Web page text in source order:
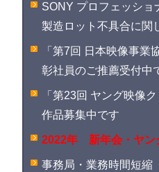
SONY プロフェッショ
製造ロット不具合に関
「第7回 日本映像事業
彰社員のご推薦受付中
「第23回 ヤング映像
作品募集中です
2022年 新年会・ヤン
事務局・業務時間短